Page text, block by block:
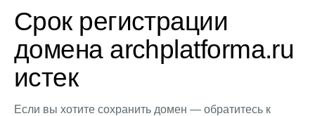
Срок регистрации
домена archplatforma.ru
истек
Если вы хотите сохранить домен — обратитесь к